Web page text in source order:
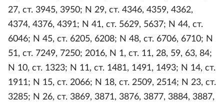
27, ст. 3945, 3950; N 29, ст. 4346, 4359, 4362,
4374, 4376, 4391; N 41, ст. 5629, 5637; N 44, ст.
6046; N 45, ст. 6205, 6208; N 48, ст. 6706, 6710; N
51, ст. 7249, 7250; 2016, N 1, ст. 11, 28, 59, 63, 84;
N 10, ст. 1323; N 11, ст. 1481, 1491, 1493; N 14, ст.
1911; N 15, ст. 2066; N 18, ст. 2509, 2514; N 23, ст.
3285; N 26, ст. 3869, 3871, 3876, 3877, 3884, 3887,